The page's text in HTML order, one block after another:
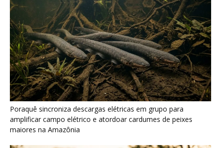
Seriema combina corridas em alta velocidade e arremessos
contra rochas para imobilizar serpentes peçonhentas no
cerrado